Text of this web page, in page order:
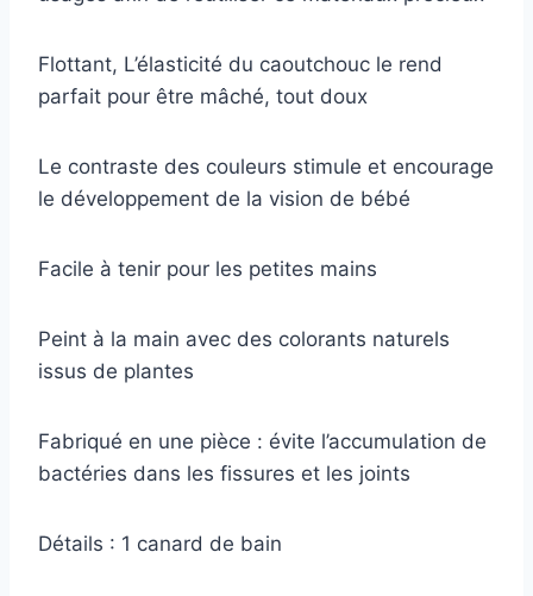
Flottant, L’élasticité du caoutchouc le rend
parfait pour être mâché, tout doux
Le contraste des couleurs stimule et encourage
le développement de la vision de bébé
Facile à tenir pour les petites mains
Peint à la main avec des colorants naturels
issus de plantes
Fabriqué en une pièce : évite l’accumulation de
bactéries dans les fissures et les joints
Détails : 1 canard de bain